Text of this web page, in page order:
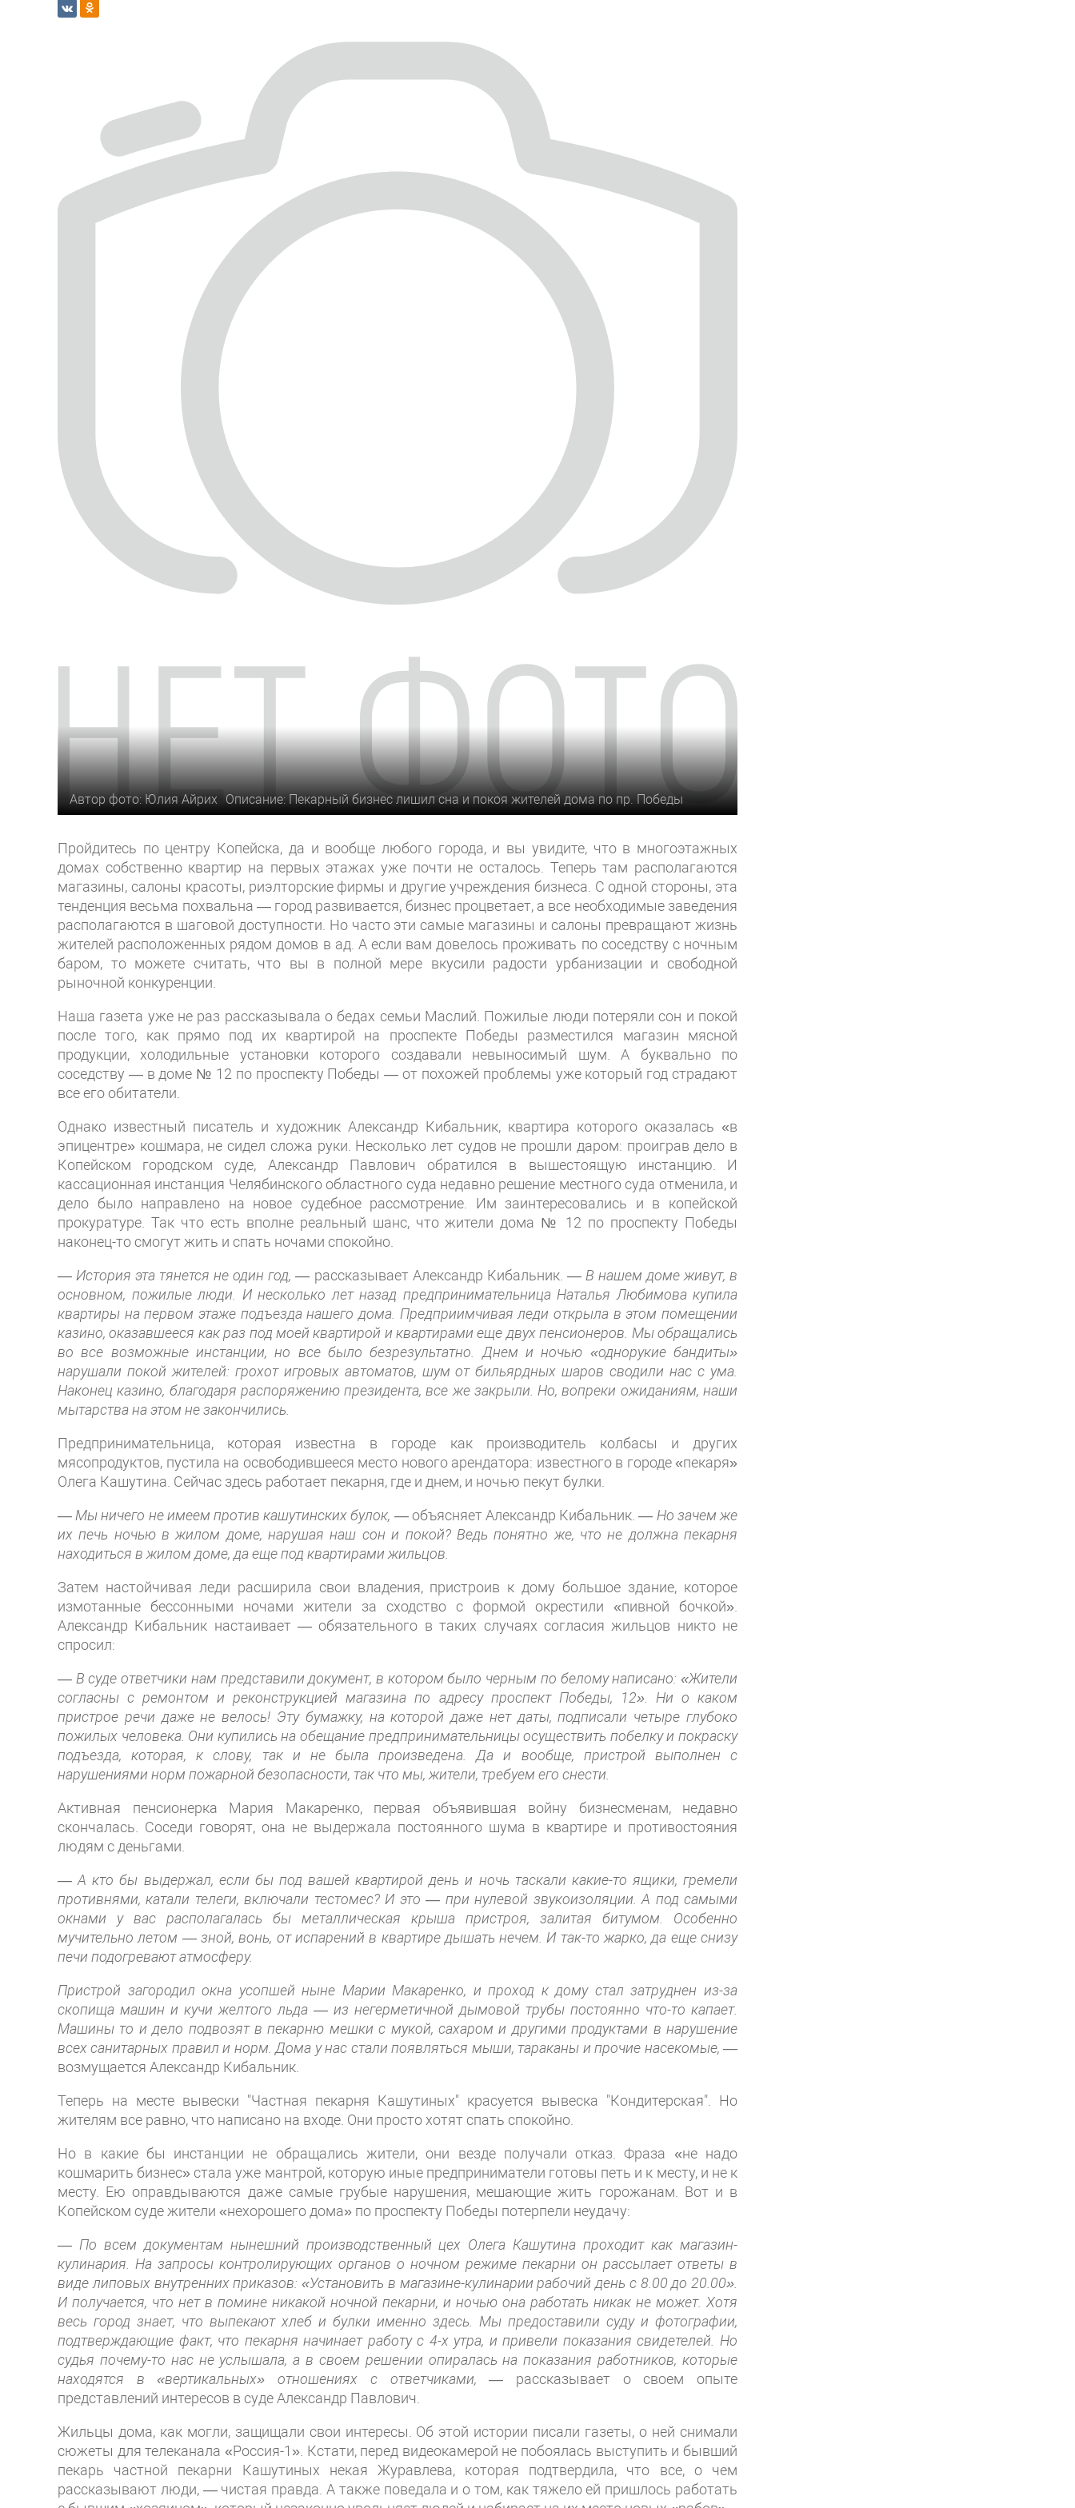
Автор фото: Юлия Айрих Описание: Пекарный бизнес лишил сна и покоя жителей дома по пр. Победы
Пройдитесь по центру Копейска, да и вообще любого города, и вы увидите, что в многоэтажных
домах собственно квартир на первых этажах уже почти не осталось. Теперь там располагаются
магазины, салоны красоты, риэлторские фирмы и другие учреждения бизнеса. С одной стороны, эта
тенденция весьма похвальна — город развивается, бизнес процветает, а все необходимые заведения
располагаются в шаговой доступности. Но часто эти самые магазины и салоны превращают жизнь
жителей расположенных рядом домов в ад. А если вам довелось проживать по соседству с ночным
баром, то можете считать, что вы в полной мере вкусили радости урбанизации и свободной
рыночной конкуренции.
Наша газета уже не раз рассказывала о бедах семьи Маслий. Пожилые люди потеряли сон и покой
после того, как прямо под их квартирой на проспекте Победы разместился магазин мясной
продукции, холодильные установки которого создавали невыносимый шум. А буквально по
соседству — в доме № 12 по проспекту Победы — от похожей проблемы уже который год страдают
все его обитатели.
Однако известный писатель и художник Александр Кибальник, квартира которого оказалась «в
эпицентре» кошмара, не сидел сложа руки. Несколько лет судов не прошли даром: проиграв дело в
Копейском городском суде, Александр Павлович обратился в вышестоящую инстанцию. И
кассационная инстанция Челябинского областного суда недавно решение местного суда отменила, и
дело было направлено на новое судебное рассмотрение. Им заинтересовались и в копейской
прокуратуре. Так что есть вполне реальный шанс, что жители дома № 12 по проспекту Победы
наконец-то смогут жить и спать ночами спокойно.
— История эта тянется не один год,— рассказывает Александр Кибальник. — В нашем доме живут, в
основном, пожилые люди. И несколько лет назад предпринимательница Наталья Любимова купила
квартиры на первом этаже подъезда нашего дома. Предприимчивая леди открыла в этом помещении
казино, оказавшееся как раз под моей квартирой и квартирами еще двух пенсионеров. Мы обращались
во все возможные инстанции, но все было безрезультатно. Днем и ночью «однорукие бандиты»
нарушали покой жителей: грохот игровых автоматов, шум от бильярдных шаров сводили нас с ума.
Наконец казино, благодаря распоряжению президента, все же закрыли. Но, вопреки ожиданиям, наши
мытарства на этом не закончились.
Предпринимательница, которая известна в городе как производитель колбасы и других
мясопродуктов, пустила на освободившееся место нового арендатора: известного в городе «пекаря»
Олега Кашутина. Сейчас здесь работает пекарня, где и днем, и ночью пекут булки.
—Мы ничего не имеем против кашутинских булок, — объясняет Александр Кибальник. — Но зачем же
их печь ночью в жилом доме, нарушая наш сон и покой? Ведь понятно же, что не должна пекарня
находиться в жилом доме, да еще под квартирами жильцов.
Затем настойчивая леди расширила свои владения, пристроив к дому большое здание, которое
измотанные бессонными ночами жители за сходство с формой окрестили «пивной бочкой».
Александр Кибальник настаивает — обязательного в таких случаях согласия жильцов никто не
спросил:
— В суде ответчики нам представили документ, в котором было черным по белому написано: «Жители
согласны с ремонтом и реконструкцией магазина по адресу проспект Победы, 12». Ни о каком
пристрое речи даже не велось! Эту бумажку, на которой даже нет даты, подписали четыре глубоко
пожилых человека. Они купились на обещание предпринимательницы осуществить побелку и покраску
подъезда, которая, к слову, так и не была произведена. Да и вообще, пристрой выполнен с
нарушениями норм пожарной безопасности, так что мы, жители, требуем его снести.
Активная пенсионерка Мария Макаренко, первая объявившая войну бизнесменам, недавно
скончалась. Соседи говорят, она не выдержала постоянного шума в квартире и противостояния
людям с деньгами.
—А кто бы выдержал, если бы под вашей квартирой день и ночь таскали какие-то ящики, гремели
противнями, катали телеги, включали тестомес? И это — при нулевой звукоизоляции. А под самыми
окнами у вас располагалась бы металлическая крыша пристроя, залитая битумом. Особенно
мучительно летом — зной, вонь, от испарений в квартире дышать нечем. И так-то жарко, да еще снизу
печи подогревают атмосферу.
Пристрой загородил окна усопшей ныне Марии Макаренко, и проход к дому стал затруднен из-за
скопища машин и кучи желтого льда — из негерметичной дымовой трубы постоянно что-то капает.
Машины то и дело подвозят в пекарню мешки с мукой, сахаром и другими продуктами в нарушение
всех санитарных правил и норм. Дома у нас стали появляться мыши, тараканы и прочие насекомые, —
возмущается Александр Кибальник.
Теперь на месте вывески "Частная пекарня Кашутиных" красуется вывеска "Кондитерская". Но
жителям все равно, что написано на входе. Они просто хотят спать спокойно.
Но в какие бы инстанции не обращались жители, они везде получали отказ. Фраза «не надо
кошмарить бизнес» стала уже мантрой, которую иные предприниматели готовы петь и к месту, и не к
месту. Ею оправдываются даже самые грубые нарушения, мешающие жить горожанам. Вот и в
Копейском суде жители «нехорошего дома» по проспекту Победы потерпели неудачу:
— По всем документам нынешний производственный цех Олега Кашутина проходит как магазин-
кулинария. На запросы контролирующих органов о ночном режиме пекарни он рассылает ответы в
виде липовых внутренних приказов: «Установить в магазине-кулинарии рабочий день с 8.00 до 20.00».
И получается, что нет в помине никакой ночной пекарни, и ночью она работать никак не может. Хотя
весь город знает, что выпекают хлеб и булки именно здесь. Мы предоставили суду и фотографии,
подтверждающие факт, что пекарня начинает работу с 4-х утра, и привели показания свидетелей. Но
судья почему-то нас не услышала, а в своем решении опиралась на показания работников, которые
находятся в «вертикальных» отношениях с ответчиками, — рассказывает о своем опыте
представлений интересов в суде Александр Павлович.
Жильцы дома, как могли, защищали свои интересы. Об этой истории писали газеты, о ней снимали
сюжеты для телеканала «Россия-1». Кстати, перед видеокамерой не побоялась выступить и бывший
пекарь частной пекарни Кашутиных некая Журавлева, которая подтвердила, что все, о чем
рассказывают люди, — чистая правда. А также поведала и о том, как тяжело ей пришлось работать